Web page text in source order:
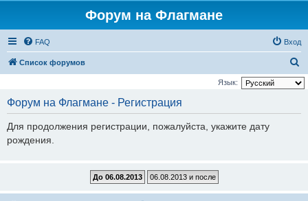
Форум на Флагмане
FAQ Вход
Список форумов
о
Язык:
Форум на Флагмане - Регистрация
Для продолжения регистрации, пожалуйста, укажите дату
рождения.